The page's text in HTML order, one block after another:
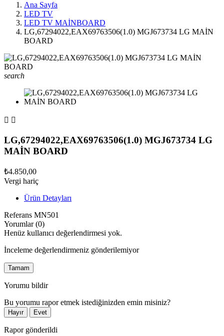
Ana Sayfa
LED TV
LED TV MAİNBOARD
LG,67294022,EAX69763506(1.0) MGJ673734 LG MAİN
BOARD
search
 
LG,67294022,EAX69763506(1.0) MGJ673734 LG
MAİN BOARD
₺4.850,00
Vergi hariç
Ürün Detayları
Referans MN501
Yorumlar (0)
Henüz kullanıcı değerlendirmesi yok.
İnceleme değerlendirmeniz gönderilemiyor
Tamam
Yorumu bildir
Bu yorumu rapor etmek istediğinizden emin misiniz?
Hayır Evet
Rapor gönderildi